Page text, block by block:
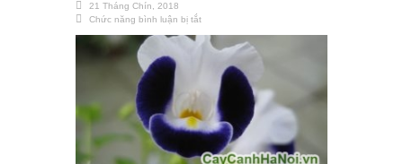
21 Tháng Chín, 2018
Chức năng bình luận bị tắt
mắt
nai
nghĩa
cách
chăm
sóc
như
thế